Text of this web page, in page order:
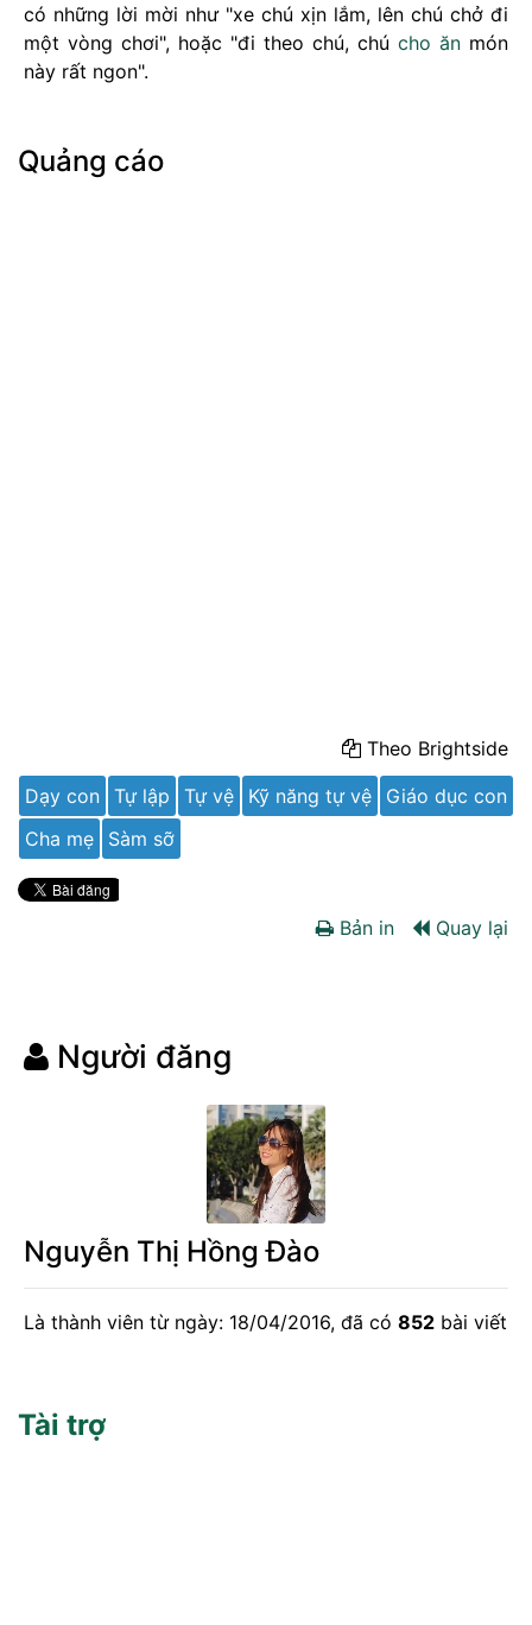
có những lời mời như "xe chú xịn lắm, lên chú chở đi
một vòng chơi", hoặc "đi theo chú, chú cho ăn món
này rất ngon".
Quảng cáo
Theo Brightside
Dạy con Tự lập Tự vệ Kỹ năng tự vệ
Giáo dục con
Cha mẹ
Sàm sỡ
Bản in Quay lại
Người đăng
Nguyễn Thị Hồng Đào
Là thành viên từ ngày: 18/04/2016, đã có 852 bài viết
Tài trợ